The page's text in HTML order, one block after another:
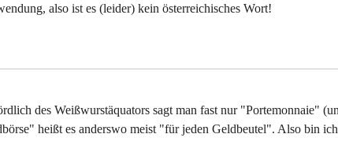
also ist es (leider) kein österreichisches Wort!
des Weißwurstäquators sagt man fast nur "Portemonnaie"
heißt es anderswo meist "für jeden Geldbeutel". Also bin